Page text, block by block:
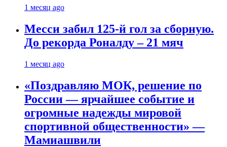
1 месяц ago
Месси забил 125-й гол за сборную.
До рекорда Роналду – 21 мяч
1 месяц ago
«Поздравляю МОК, решение по
России — ярчайшее событие и
огромные надежды мировой
спортивной общественности» —
Мамиашвили